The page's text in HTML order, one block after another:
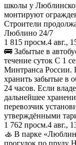
школы у
монтируют
Строители
Люблино 24/7
1 815 просм.4 авг.,
🚌 Забытые в
течение суток С 1
Минтранса России.
хранить забытые в
24 часов. Если
дальнейшее
перевозчик
утверждёнными
1 762 просм.4 авг.,
🚣 В парке
прогулок по пруду